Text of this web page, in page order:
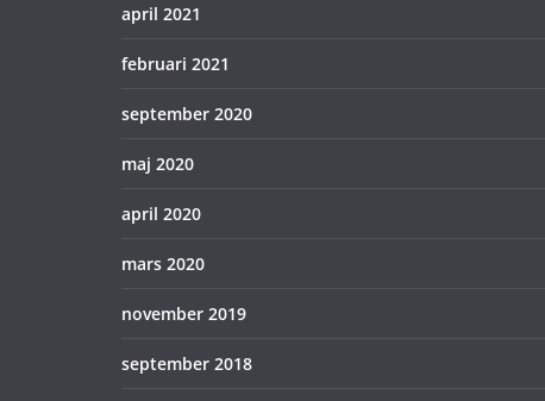
april 2021
februari 2021
september 2020
maj 2020
april 2020
mars 2020
november 2019
september 2018